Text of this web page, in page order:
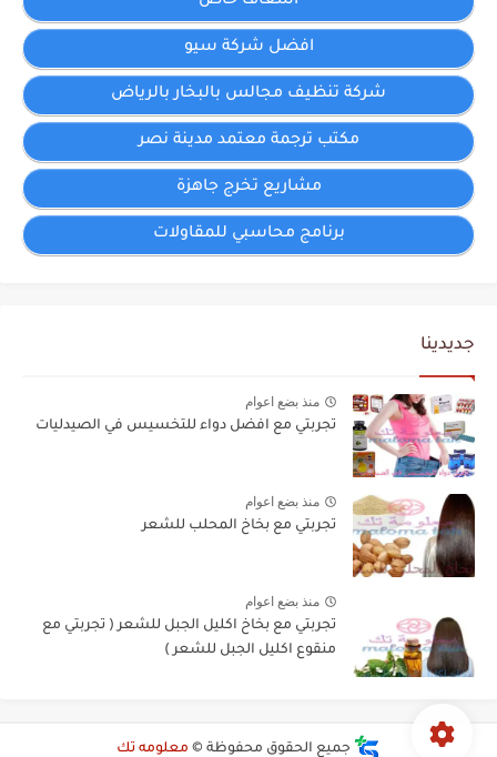
افضل شركة سيو
شركة تنظيف مجالس بالبخار بالرياض
مكتب ترجمة معتمد مدينة نصر
مشاريع تخرج جاهزة
برنامج محاسبي للمقاولات
جديدينا
منذ بضع اعوام
تجربتي مع افضل دواء للتخسيس في الصيدليات
منذ بضع اعوام
تجربتي مع بخاخ المحلب للشعر
منذ بضع اعوام
تجربتي مع بخاخ اكليل الجبل للشعر ( تجربتي مع
منقوع اكليل الجبل للشعر )
جميع الحقوق محفوظة © معلومه تك